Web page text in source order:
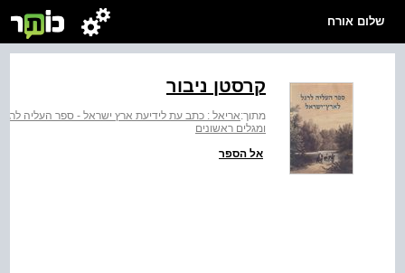
שלום אורח
קרסטן ניבור
מתוך:אריאל : כתב עת לידיעת ארץ ישראל - ספר העליה
ומגלים ראשונים
אל הספר